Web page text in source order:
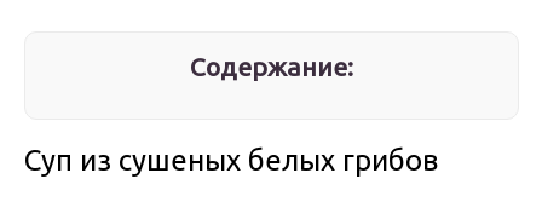
Содержание:
Суп из сушеных белых грибов